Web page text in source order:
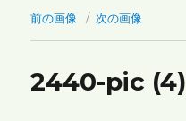
前の画像 次の画像
2440-pic (4)